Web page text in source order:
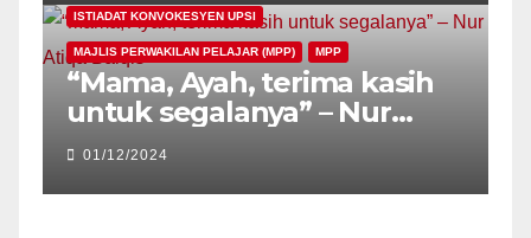
ISTIADAT KONVOKESYEN UPSI
MAJLIS PERWAKILAN PELAJAR (MPP) MPP
“Mama, Ayah, terima kasih
untuk segalanya” – Nur
Atiqa Balqis
01/12/2024